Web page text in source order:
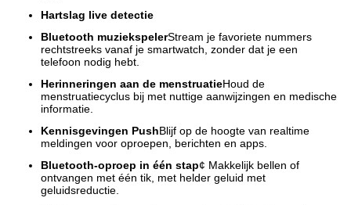
Hartslag live detectie
Bluetooth muziekspelerStream je favoriete nummers
rechtstreeks vanaf je smartwatch, zonder dat je een
telefoon nodig hebt.
Herinneringen aan de menstruatieHoud de
menstruatiecyclus bij met nuttige aanwijzingen en medische
informatie.
Kennisgevingen PushBlijf op de hoogte van realtime
meldingen voor oproepen, berichten en apps.
Bluetooth-oproep in één stap¢ Makkelijk bellen of
ontvangen met één tik, met helder geluid met
geluidsreductie.